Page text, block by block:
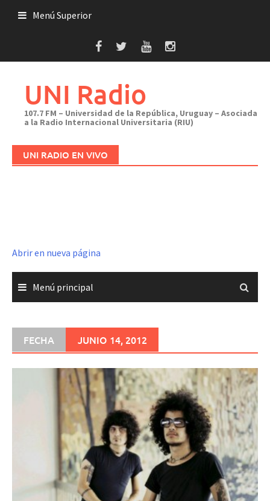
Menú Superior
UNI Radio
107.7 FM – Universidad de la República, Uruguay – Asociada
a la Radio Internacional Universitaria (RIU)
UNI RADIO EN VIVO
Abrir en nueva página
Menú principal
FECHA JUNIO 14, 2012